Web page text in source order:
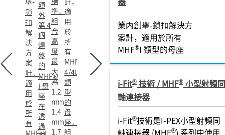
鎖
扣
解
決
方
案
計，
適
用
於
所
有
MHF®I
額
外
第 4
個
焊
盤
的
MHF®
I 母
座
在
透
過
準，
組
合
高
度
最
大
為
1.2
mm,
1.4
mm,
1.7
適
用
於
所
有
MHF
4/4L
類
型
的
母
座，
組
業內創舉-鎖扣解決方
案計，適用於所有
MHF®I 類型的母座
i-Fit® 技術 / MHF® 小型射頻同
軸連接器
i-Fit®技術是I-PEX小型射頻同
軸連接器 (MHF®) 系列中使用